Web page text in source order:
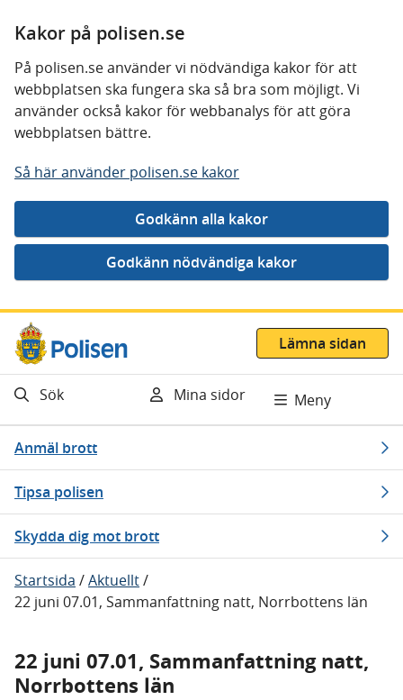
Kakor på polisen.se
På polisen.se använder vi nödvändiga kakor för att
webbplatsen ska fungera ska så bra som möjligt. Vi
använder också kakor för webbanalys för att göra
webbplatsen bättre.
Så här använder polisen.se kakor
Gå direkt till innehåll
Lämna sidan
Sök Mina sidor Meny
Anmäl brott
Tipsa polisen
Skydda dig mot brott
Startsida /Aktuellt/
22 juni 07.01, Sammanfattning natt, Norrbottens län
22 juni 07.01, Sammanfattning natt,
Norrbottens län